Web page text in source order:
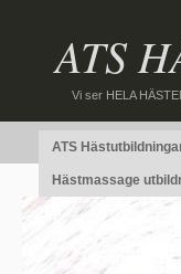
ATS
Vi ser HELA
ATS
Hästmassage